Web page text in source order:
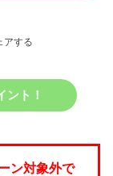
アする
ント！
ン対象外で